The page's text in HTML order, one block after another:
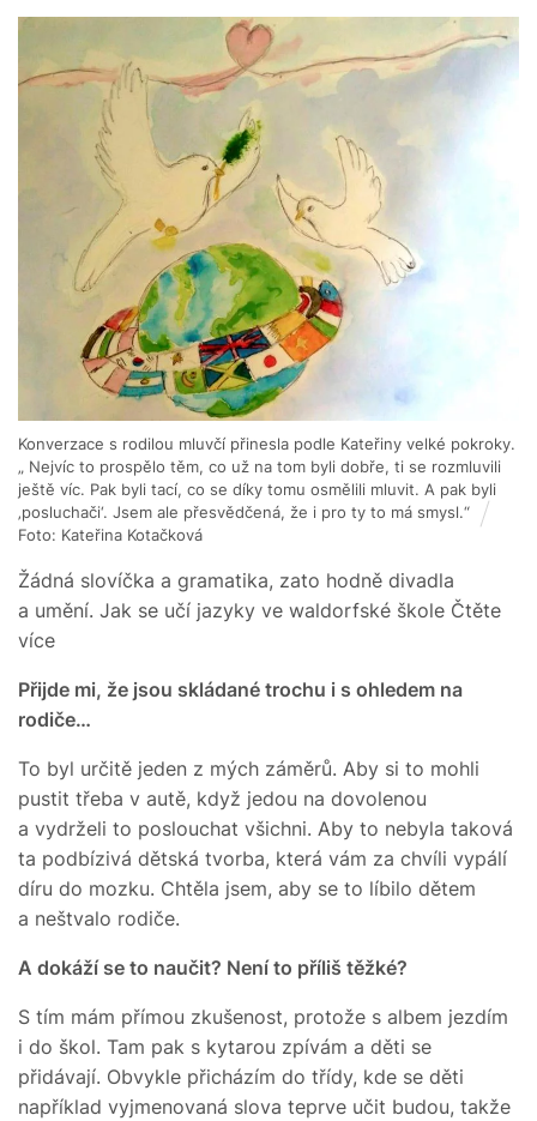
Konverzace s rodilou mluvčí přinesla podle Kateřiny velké pokroky.
„ Nejvíc to prospělo těm, co už na tom byli dobře, ti se rozmluvili
ještě víc. Pak byli tací, co se díky tomu osmělili mluvit. A pak byli
‚posluchači‘. Jsem ale přesvědčená, že i pro ty to má smysl.“
Foto: Kateřina Kotačková
Žádná slovíčka a gramatika, zato hodně divadla
a umění. Jak se učí jazyky ve waldorfské škole Čtěte
více
Přijde mi, že jsou skládané trochu i s ohledem na
rodiče…
To byl určitě jeden z mých záměrů. Aby si to mohli
pustit třeba v autě, když jedou na dovolenou
a vydrželi to poslouchat všichni. Aby to nebyla taková
ta podbízivá dětská tvorba, která vám za chvíli vypálí
díru do mozku. Chtěla jsem, aby se to líbilo dětem
a neštvalo rodiče.
A dokáží se to naučit? Není to příliš těžké?
S tím mám přímou zkušenost, protože s albem jezdím
i do škol. Tam pak s kytarou zpívám a děti se
přidávají. Obvykle přicházím do třídy, kde se děti
například vyjmenovaná slova teprve učit budou, takže